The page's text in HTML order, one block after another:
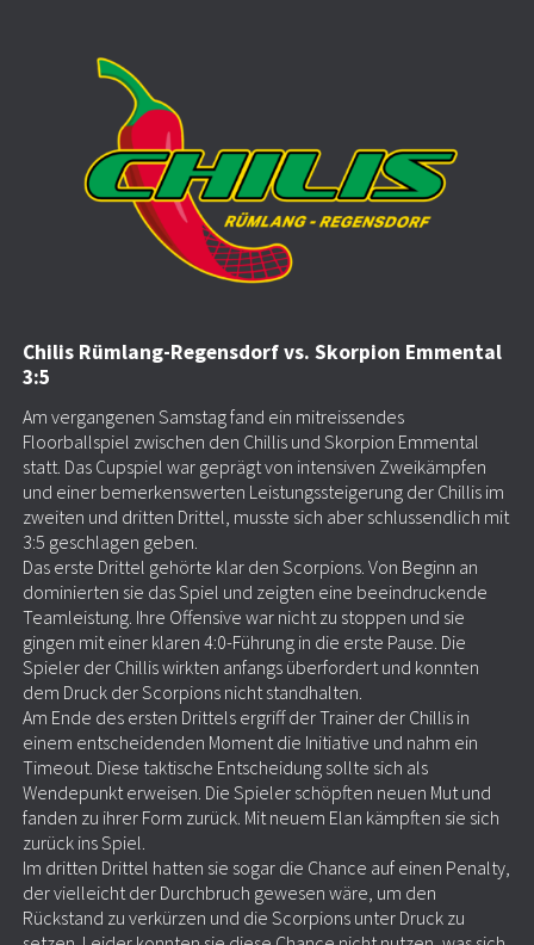
Chilis Rümlang-Regensdorf vs. Skorpion Emmental
3:5
Am vergangenen Samstag fand ein mitreissendes
Floorballspiel zwischen den Chillis und Skorpion Emmental
statt. Das Cupspiel war geprägt von intensiven Zweikämpfen
und einer bemerkenswerten Leistungssteigerung der Chillis im
zweiten und dritten Drittel, musste sich aber schlussendlich mit
3:5 geschlagen geben.
Das erste Drittel gehörte klar den Scorpions. Von Beginn an
dominierten sie das Spiel und zeigten eine beeindruckende
Teamleistung. Ihre Offensive war nicht zu stoppen und sie
gingen mit einer klaren 4:0-Führung in die erste Pause. Die
Spieler der Chillis wirkten anfangs überfordert und konnten
dem Druck der Scorpions nicht standhalten.
Am Ende des ersten Drittels ergriff der Trainer der Chillis in
einem entscheidenden Moment die Initiative und nahm ein
Timeout. Diese taktische Entscheidung sollte sich als
Wendepunkt erweisen. Die Spieler schöpften neuen Mut und
fanden zu ihrer Form zurück. Mit neuem Elan kämpften sie sich
zurück ins Spiel.
Im dritten Drittel hatten sie sogar die Chance auf einen Penalty,
der vielleicht der Durchbruch gewesen wäre, um den
Rückstand zu verkürzen und die Scorpions unter Druck zu